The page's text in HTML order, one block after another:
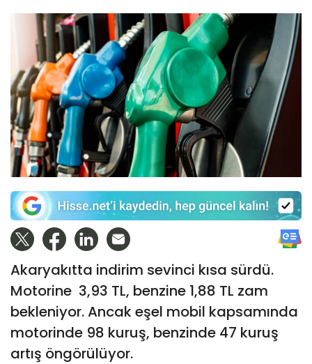
Akaryakıtta indirim sevinci kısa sürdü.
Motorine 3,93 TL, benzine 1,88 TL zam
bekleniyor. Ancak eşel mobil kapsamında
motorinde 98 kuruş, benzinde 47 kuruş
artış öngörülüyor.